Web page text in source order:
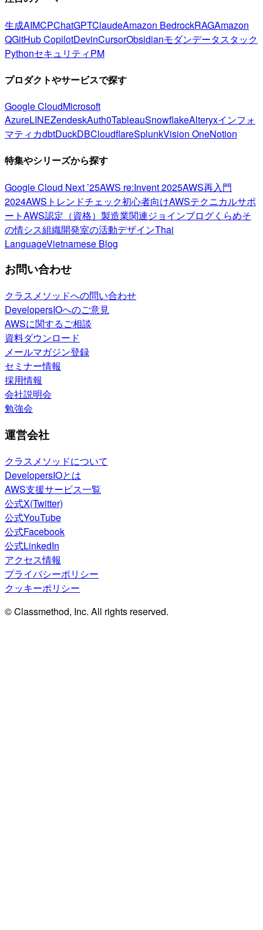
生成AIMCPChatGPTClaudeAmazon BedrockRAGAmazon
QGitHub CopilotDevinCursorObsidianモダンデータスタック
PythonセキュリティPM
プロダクトやサービスで探す
Google CloudMicrosoft
AzureLINEZendeskAuth0TableauSnowflakeAlteryxインフォ
マティカdbtDuckDBCloudflareSplunkVision OneNotion
特集やシリーズから探す
Google Cloud Next ’25AWS re:Invent 2025AWS再入門
2024AWSトレンドチェック初心者向けAWSテクニカルサポ
ートAWS認定（資格） 製造業関連ジョインブログくらめそ
の情シス組織開発室の活動デザインThai
LanguageVietnamese Blog
お問い合わせ
クラスメソッドへの問い合わせ
DevelopersIOへのご意見
AWSに関するご相談
資料ダウンロード
メールマガジン登録
セミナー情報
採用情報
会社説明会
勉強会
運営会社
クラスメソッドについて
DevelopersIOとは
AWS支援サービス一覧
公式X(Twitter)
公式YouTube
公式Facebook
公式LinkedIn
アクセス情報
プライバシーポリシー
クッキーポリシー
© Classmethod, Inc. All rights reserved.